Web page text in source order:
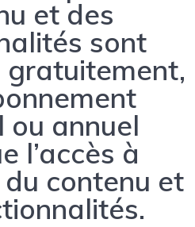
et des
sont
gratuitement,
ou annuel
l’accès à
contenu et